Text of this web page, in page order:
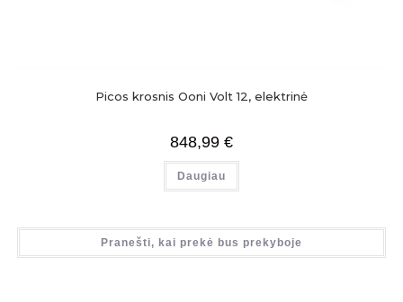
Picos krosnis Ooni Volt 12, elektrinė
848,99 €
Daugiau
Pranešti, kai prekė bus prekyboje